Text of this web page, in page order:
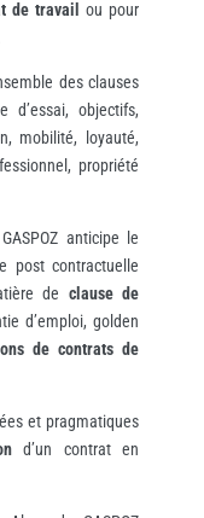
de travail
ou pour
des clauses
objectifs,
mobilité, loyauté,
propriété
anticipe le
post contractuelle
de clause de
d’emploi, golden
de contrats de
et pragmatiques
d’un contrat en